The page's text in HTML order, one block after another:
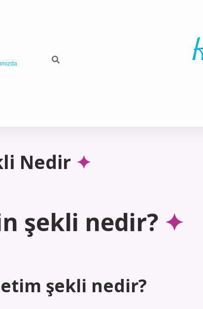
Nedir
şekli nedir?
şekli nedir?